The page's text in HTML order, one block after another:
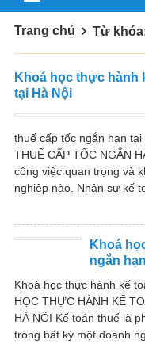
Trang chủ Từ
Khoá học thực hành
tại Hà Nội
thuế cấp tốc ngắn hạn
THUẾ CẤP TỐC NGẮN
công việc quan trọng và
nghiệp nào. Nhân sự kế
Khoá
ngắn
Khoá học thực hành kế
HỌC THỰC HÀNH KẾ
HÀ NỘI Kế toán thuế là
trong bất kỳ một doanh